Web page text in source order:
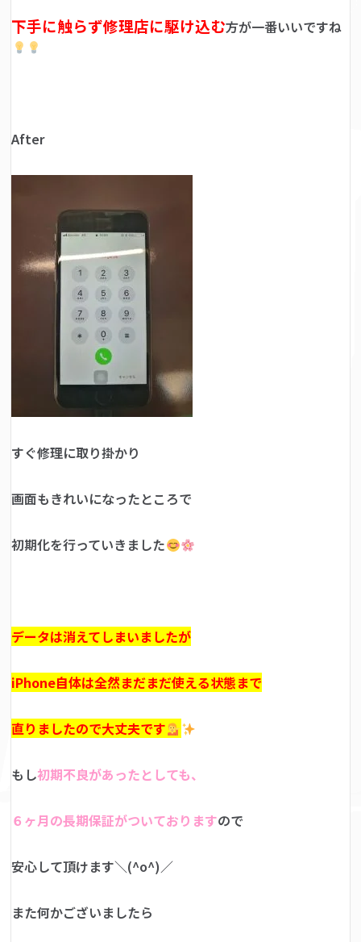
下手に触らず修理店に駆け込む方が一番いいですね
After
すぐ修理に取り掛かり
画面もきれいになったところで
初期化を行っていきました
データは消えてしまいましたが
iPhone自体は全然まだまだ使える状態まで
直りましたので大丈夫です
もし初期不良があったとしても、
６ヶ月の長期保証がついておりますので
安心して頂けます＼(^o^)／
また何かございましたら